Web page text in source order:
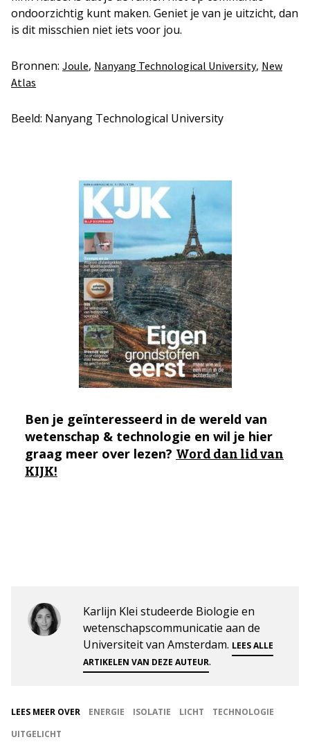
ondoorzichtig kunt maken. Geniet je van je uitzicht, dan
is dit misschien niet iets voor jou.
Bronnen: Joule, Nanyang Technological University, New
Atlas
Beeld: Nanyang Technological University
Ben je geïnteresseerd in de wereld van
wetenschap & technologie en wil je hier
graag meer over lezen? Word dan lid van
KIJK!
Karlijn Klei studeerde Biologie en
wetenschapscommunicatie aan de
Universiteit van Amsterdam. LEES ALLE
ARTIKELEN VAN DEZE AUTEUR.
LEES MEER OVER ENERGIE ISOLATIE LICHT
TECHNOLOGIE
UITGELICHT